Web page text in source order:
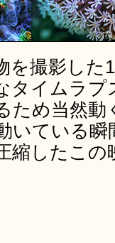
を撮影した
タイムラプ
ため当然
いている
縮したこ